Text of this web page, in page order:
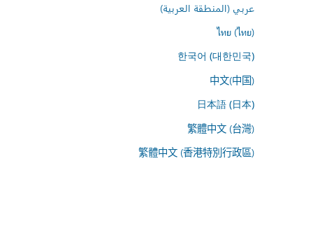
عربي (المنطقة العربية)
ไทย (ไทย)
한국어 (대한민국)
中文(中国)
日本語 (日本)
繁體中文 (台灣)
繁體中文 (香港特別行政區)